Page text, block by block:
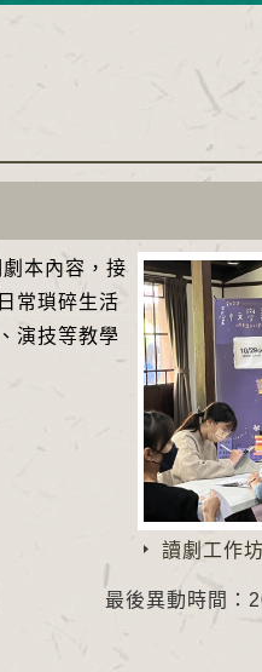
讀劇工作
本內容，接
常瑣碎生活
演技等教學
最後異動時間：